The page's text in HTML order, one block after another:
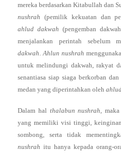
mereka berdasarkan Kitabullah dan
nushrah (pemilik kekuatan dan
ahlud dakwah(pengemban
menjalankan perintah sebelum
dakwah Ahlun nushrah
untuk melindungi dakwah, rakyat
senantiasa siap siaga berkorban
medan yang diperintahkan oleh
Dalam hal thalabun nushrah ,
yang memiliki visi tinggi,
sombong, serta tidak
nushrah itu hanya kepada orang-